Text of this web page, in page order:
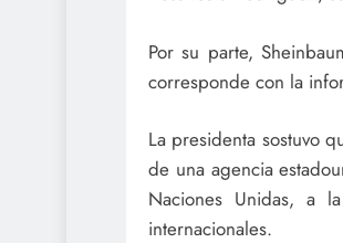
Por su parte,
corresponde con la
La presidenta sostuvo
de una agencia
Naciones Unidas, a
internacionales.